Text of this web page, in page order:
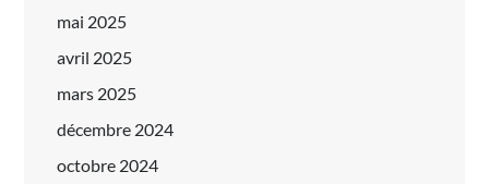
mai 2025
avril 2025
mars 2025
décembre 2024
octobre 2024